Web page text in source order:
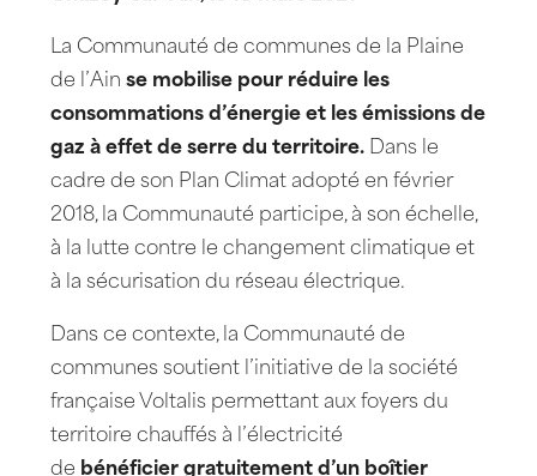
La Communauté de communes de la Plaine
de l’Ain se mobilise pour réduire les
consommations d’énergie et les émissions de
gaz à effet de serre du territoire. Dans le
cadre de son Plan Climat adopté en février
2018, la Communauté participe, à son échelle,
à la lutte contre le changement climatique et
à la sécurisation du réseau électrique.
Dans ce contexte, la Communauté de
communes soutient l’initiative de la société
française Voltalis permettant aux foyers du
territoire chauffés à l’électricité
de bénéficier gratuitement d’un boîtier